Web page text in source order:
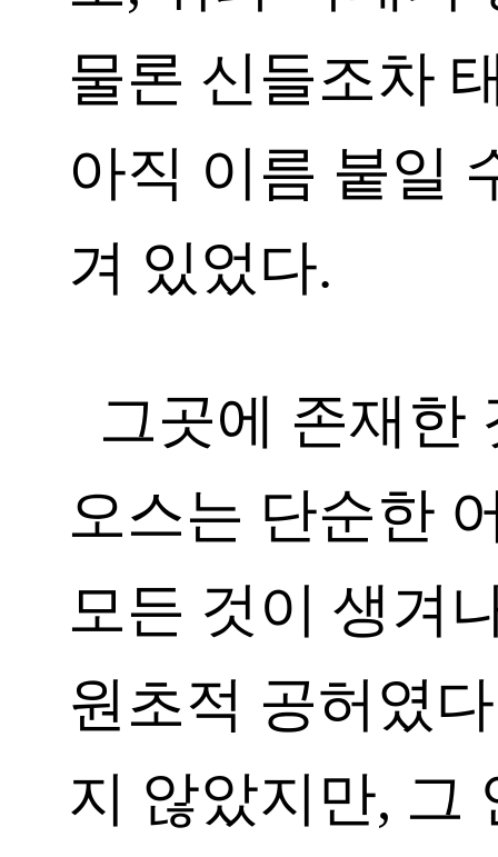
물론 신들조차
아직 이름 붙일
겨 있었다.
그곳에 존재한
오스는 단순한
모든 것이 생겨
원초적 공허였
지 않았지만, 그